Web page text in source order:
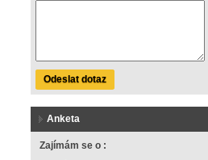
Odeslat dotaz
Anketa
Zajímám se o :